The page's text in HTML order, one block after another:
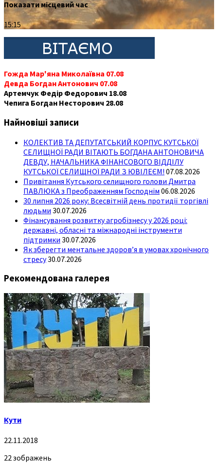
Показати місцевий час
15:15
Гожда Мар'яна Миколаївна 07.08
Девда Богдан Антонович 07.08
Артемчук Федір Федорович 18.08
Чепига Богдан Несторович 28.08
Найновіші записи
КОЛЕКТИВ ТА ДЕПУТАТСЬКИЙ КОРПУС КУТСЬКОЇ
СЕЛИЩНОЇ РАДИ ВІТАЮТЬ БОГДАНА АНТОНОВИЧА
ДЕВДУ, НАЧАЛЬНИКА ФІНАНСОВОГО ВІДДІЛУ
КУТСЬКОЇ СЕЛИЩНОЇ РАДИ З ЮВІЛЕЄМ! 07.08.2026
Привітання Кутського селищного голови Дмитра
ПАВЛЮКА з Преображенням Господнім 06.08.2026
30 липня 2026 року: Всесвітній день протидії торгівлі
людьми 30.07.2026
Фінансування розвитку агробізнесу у 2026 році:
державні, обласні та міжнародні інструменти
підтримки 30.07.2026
Як зберегти ментальне здоров’я в умовах хронічного
стресу30.07.2026
Рекомендована галерея
Кути
22.11.2018
22 зображень